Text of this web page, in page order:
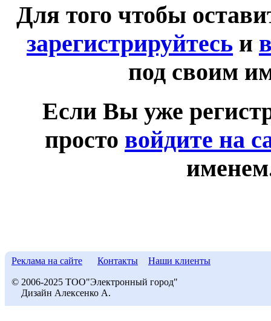
Для того чтобы
зарегистрируйтесь и
под своим
Если Вы уже
просто войдите на
Реклама на сайте Контакты Наши клиенты
© 2006-2025 ТОО"Электронный город"
Дизайн Алексенко А.